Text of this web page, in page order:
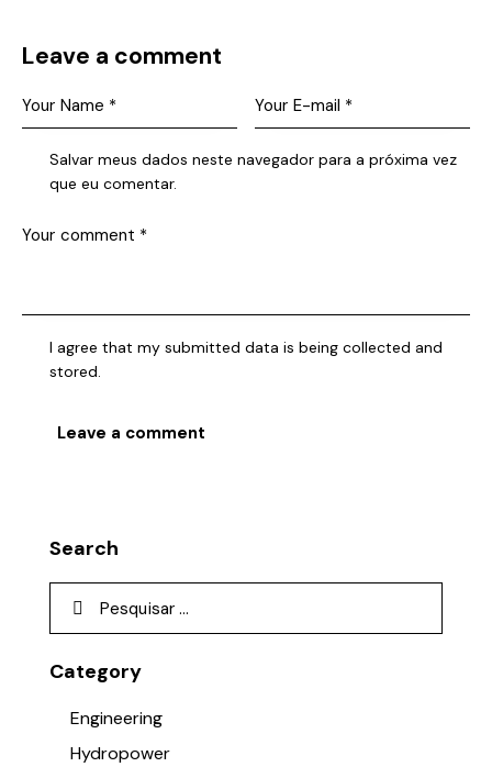
Leave a comment
Salvar meus dados neste navegador para a próxima vez
que eu comentar.
I agree that my submitted data is being collected and
stored.
Search
Category
Engineering
Hydropower